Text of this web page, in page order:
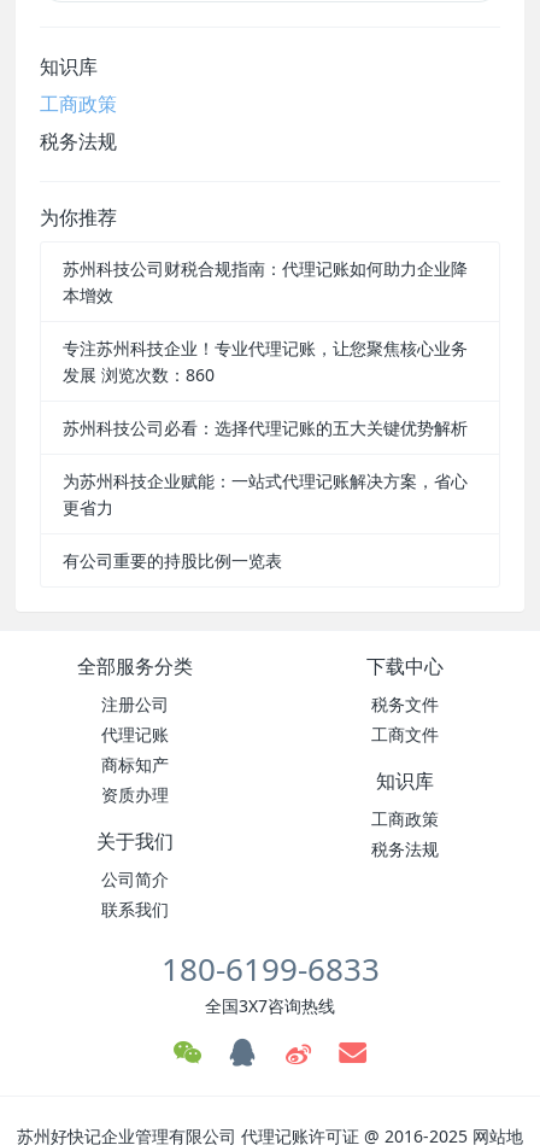
知识库
工商政策
税务法规
为你推荐
苏州科技公司财税合规指南：代理记账如何助力企业降
本增效
专注苏州科技企业！专业代理记账，让您聚焦核心业务
发展 浏览次数：860
苏州科技公司必看：选择代理记账的五大关键优势解析
为苏州科技企业赋能：一站式代理记账解决方案，省心
更省力
有公司重要的持股比例一览表
全部服务分类
注册公司
代理记账
商标知产
资质办理
下载中心
税务文件
工商文件
知识库
工商政策
税务法规
关于我们
公司简介
联系我们
180-6199-6833
全国3X7咨询热线
苏州好快记企业管理有限公司 代理记账许可证 @ 2016-2025 网站地